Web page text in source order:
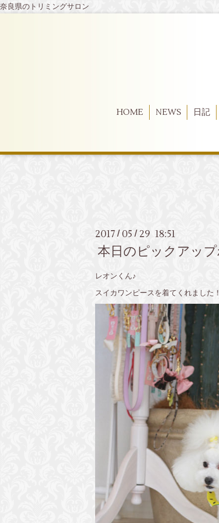
奈良県のトリミングサロン
HOME NEWS 日記
2017 / 05 / 29 18:51
本日のピックアッ
レオンくん♪
スイカワンピースを着てくれました！